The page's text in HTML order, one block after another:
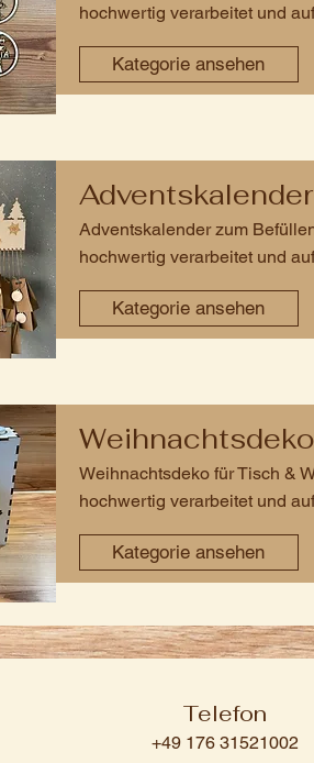
hochwertig verarbeitet und
Kategorie ansehen
Adventskalender zum
hochwertig verarbeitet und
Kategorie ansehen
Weihnachtsdeko für Tisch &
hochwertig verarbeitet und
Kategorie ansehen
Telefon
+49 176 31521002